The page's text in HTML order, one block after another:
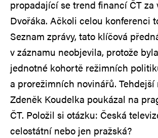
propadající se trend financí ČT za
Dvořáka. Ačkoli celou konferenci
Seznam zprávy, tato klíčová
v záznamu neobjevila, protože
jednotné kohortě režimních
a prorežimních novinářů. Tehdejší
Zdeněk Koudelka poukázal na
ČT. Položil si otázku: Česká
celostátní nebo jen pražská?